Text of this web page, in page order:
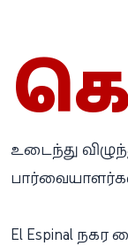
உடைந்து
El Espinal